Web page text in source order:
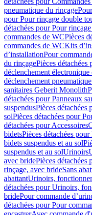
pneumatique du rinçage
pour Pour rinçage double
détachées pour Pour
commandes de WCPièces
commandes de WCKits
d’installationPour
du rinçagePièces
déclenchement électronique
déclenchement
sanitaires Geberit Monolith
détachées pour Panneaux
suspendusPièces détachées
solPièces détachées pour
détachées pour Accessoires
bidetsPièces détachées
bidets suspendus et au sol
suspendus et au solUrinoirs
avec bridePièces
rinçage, avec brideSans
abattantUrinoirs,
détachées pour Urinoirs,
bridePour commande
détachées pour Pour